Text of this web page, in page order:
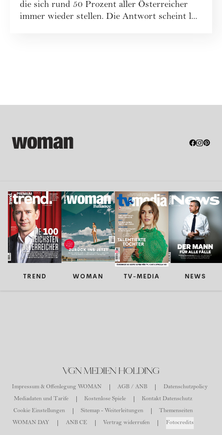
die sich rund 50 Prozent aller Österreicher
immer wieder stellen. Die Antwort scheint l...
TREND WOMAN TV-MEDIA NEWS
VGN MEDIEN HOLDING
Impressum & Offenlegung WOMAN AGB / ANB
Datenschutzpolicy
Mediadaten und Tarife
Kostenlose Spiele
Kontakt Datenschutz
Cookie Einstellungen
Sitemap - Weiterleitungen
Themenseiten
WOMAN DAY
ANB CE Vertrag widerrufen Fotocredits